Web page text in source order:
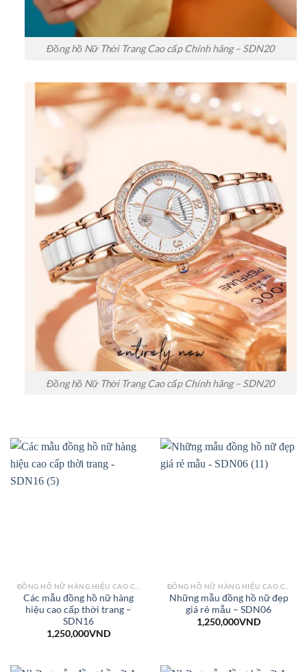
Đồng hồ Nữ Thời Trang Cao cấp Chính hãng – SDN20
Đồng hồ Nữ Thời Trang Cao cấp Chính hãng – SDN20
Các mẫu đồng hồ nữ hàng
hiệu cao cấp thời trang –
SDN16
1,250,000VND
Những mẫu đồng hồ nữ đẹp
giá rẻ mẫu – SDN06
1,250,000VND